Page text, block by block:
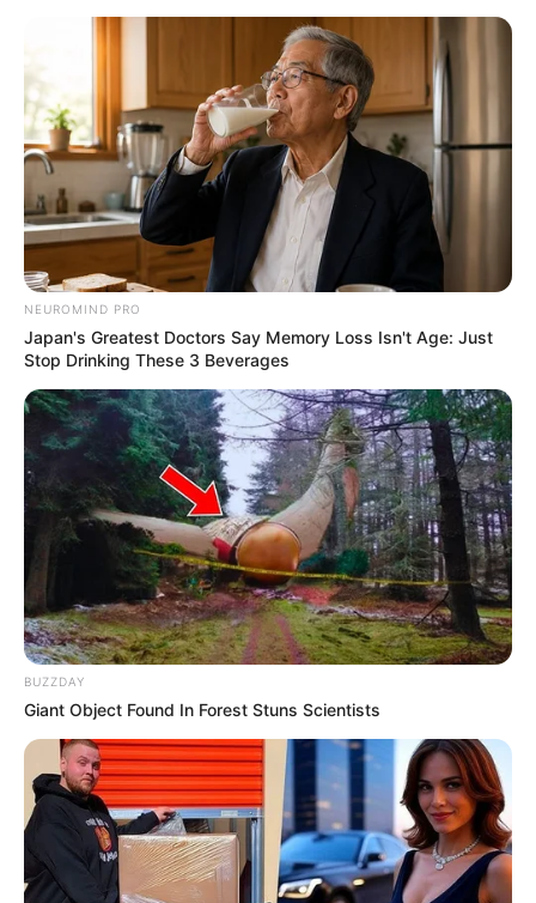
NEUROMIND PRO
Japan's Greatest Doctors Say Memory Loss Isn't Age: Just
Stop Drinking These 3 Beverages
BUZZDAY
Giant Object Found In Forest Stuns Scientists